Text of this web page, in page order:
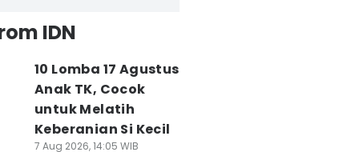
IDN
10 Lomba 17 Agustus
Anak TK, Cocok
untuk Melatih
Keberanian Si Kecil
7 Aug 2026, 14:05 WIB